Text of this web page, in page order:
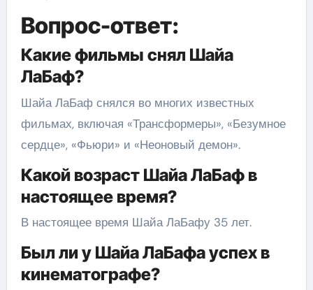
Вопрос-ответ:
Какие фильмы снял Шайа
ЛаБаф?
Шайа ЛаБаф снялся во многих известных
фильмах, включая «Трансформеры», «Безумное
сердце», «Фьюри» и «Неоновый демон».
Какой возраст Шайа ЛаБаф в
настоящее время?
В настоящее время Шайа ЛаБафу 35 лет.
Был ли у Шайа ЛаБафа успех в
кинематографе?